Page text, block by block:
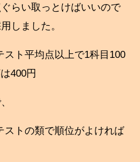
らい取っとけばいいので
しました。
スト平均点以上で1科目100
400円
ストの類で順位がよければ